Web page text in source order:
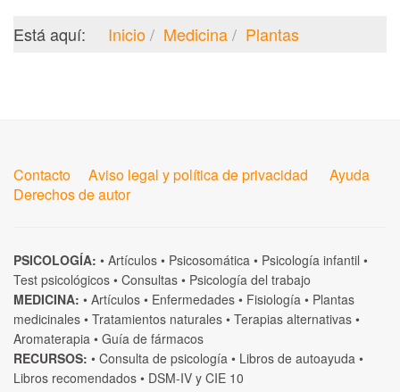
Está aquí: Inicio Medicina Plantas
Contacto Aviso legal y política de privacidad
Ayuda
Derechos de autor
PSICOLOGÍA: • Artículos • Psicosomática • Psicología infantil •
Test psicológicos • Consultas • Psicología del trabajo
MEDICINA: • Artículos • Enfermedades • Fisiología • Plantas
medicinales • Tratamientos naturales • Terapias alternativas •
Aromaterapia • Guía de fármacos
RECURSOS: • Consulta de psicología • Libros de autoayuda •
Libros recomendados • DSM-IV y CIE 10